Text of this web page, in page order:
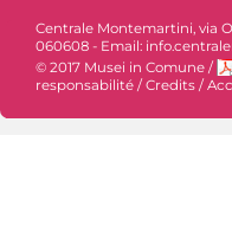
Centrale Montemartini, via
060608 - Email:
© 2017 Musei in Comune /
responsabilité / Credits /